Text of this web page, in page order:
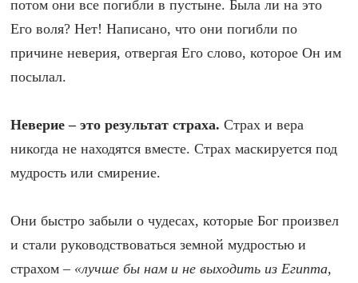
потом они все погибли в пустыне. Была ли на это
Его воля? Нет! Написано, что они погибли по
причине неверия, отвергая Его слово, которое Он им
посылал.
Неверие – это результат страха. Страх и вера
никогда не находятся вместе. Страх маскируется под
мудрость или смирение.
Они быстро забыли о чудесах, которые Бог произвел
и стали руководствоваться земной мудростью и
страхом – «лучше бы нам и не выходить из Египта,